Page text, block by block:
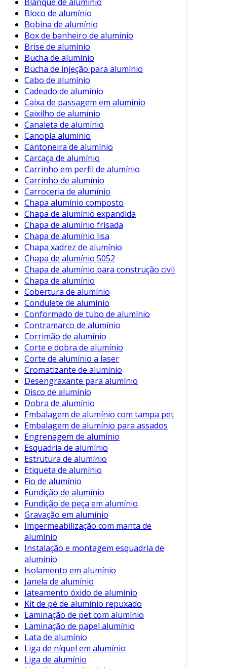
Resistência: Alta resistência a impactos e
corrosão.
Isolamento Térmico e Acústico
núcleo de polietileno oferece
propriedades de isolamento.
Revestimento de Baixa Manutenção
Superfície que é fácil de limpar e manter,
prolongando a vida útil.
Consequentemente, a versatilidade do alumínio
composto permite sua utilização em diferentes
setores, como construção civil, publicidade e
design de interiores.
Aplicações no Setor da Construção
No setor de construção, as chapas de alumínio
composto são frequentemente utilizadas na
fachada de edifícios. Esse uso não apenas
melhora a estética, mas também proporciona
isolação térmica. O resultado é um ambiente
mais confortável, reduzindo custos com
climatização.
Além disso, é comum encontrar o alumínio
composto emsinalizações e painéis
publicitários. Sua leveza e a variedade de
acabamentos permitem produções criativas e
eficientes. Assim, empresas podem investir em
comunicação visual atrativa e de alta qualidade.
Aplicações em Interiores
No design de interiores, as chapas de alumínio
composto são utilizadas para revestimentos de
paredes e mobiliários. Esse uso proporciona
um visual contemporâneo e sofisticado. Por
outro lado, a facilidade de manutenção se torna
um atrativo adicional para quem busca um
design prático.
Adicionalmente, as chapas de alumínio
composto são frequentemente integradas em
cenários de eventos e exposições. Devido à sua
facilidade de instalação, elas possibilitam um
ambiente dinâmico e versátil.
Considerações Finais
A escolha pelo alumínio composto é vantajosa
em muitos aspectos. Através de suas
características de leveza, resistência e
versatilidade, ele se torna uma opção de
destaque no mercado. Com isso, empresas de
diversos setores podem otimizar seus projetos
ao optar por este material inovador.
Portanto, entender as qualidades e aplicações
Bloco de alumínio
Bobina de alumínio
Box de banheiro de alumínio
Brise de alumínio
Bucha de alumínio
Bucha de injeção para alumínio
Cabo de alumínio
Cadeado de alumínio
Caixa de passagem em alumínio
Caixilho de alumínio
Canaleta de alumínio
Canopla alumínio
Cantoneira de alumínio
Carcaça de alumínio
Carrinho em perfil de alumínio
Carrinho de alumínio
Carroceria de alumínio
Chapa alumínio composto
Chapa de alumínio expandida
Chapa de alumínio frisada
Chapa de alumínio lisa
Chapa xadrez de alumínio
Chapa de alumínio 5052
Chapa de alumínio para construção civil
Chapa de alumínio
Cobertura de alumínio
Condulete de alumínio
Conformado de tubo de alumínio
Contramarco de alumínio
Corrimão de alumínio
Corte e dobra de alumínio
Corte de alumínio a laser
Cromatizante de alumínio
Desengraxante para alumínio
Disco de alumínio
Dobra de alumínio
Embalagem de alumínio com tampa pet
Embalagem de alumínio para assados
Engrenagem de alumínio
Esquadria de alumínio
Estrutura de alumínio
Etiqueta de alumínio
Fio de alumínio
Fundição de alumínio
Fundição de peça em alumínio
Gravação em alumínio
Impermeabilização com manta de
alumínio
Instalação e montagem esquadria de
alumínio
Isolamento em alumínio
Janela de alumínio
Jateamento óxido de alumínio
Kit de pé de alumínio repuxado
Laminação de pet com alumínio
Laminação de papel alumínio
Lata de alumínio
Liga de níquel em alumínio
Liga de alumínio